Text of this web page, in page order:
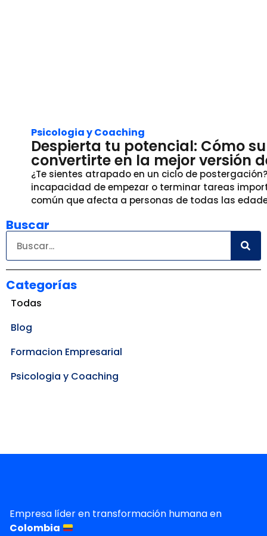
Psicologia y Coaching
Despierta tu potencial: Cómo
convertirte en la mejor versión
¿Te sientes atrapado en un ciclo de
incapacidad de empezar o terminar tareas
común que afecta a personas de todas las
Buscar
Categorías
Blog
Formacion Empresarial
Psicologia y Coaching
Todas
Empresa líder en transformación humana en
Colombia